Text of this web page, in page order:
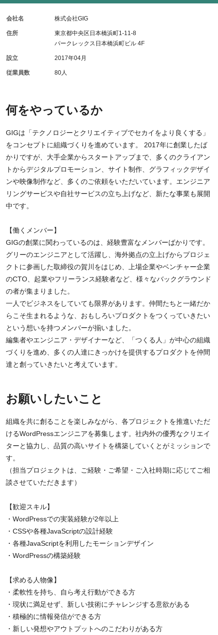
何をやっているか
GIGは「テクノロジーとクリエイティブでセカイをより良くする」
をコンセプトに組織づくりを進めています。 2017年に創業したば
かりですが、大手企業からスタートアップまで、多くのクライアン
トからデジタルプロモーション、サイト制作、グラフィックデザイ
ンや映像制作など、多くのご依頼をいただいています。エンジニア
リングサービスや自社サービスの立ち上げなど、新たな事業も展開
中です。
【働くメンバー】
GIGの創業に関わっているのは、経験豊富なメンバーばかりです。
グリーのエンジニアとして活躍し、海外拠点の立上げからプロジェ
クトに参画した取締役の賀川をはじめ、上場企業やベンチャー企業
のCTO、起業やフリーランス経験者など、様々なバックグラウンド
の者が集まりました。
一人でビジネスをしていても限界があります。仲間たちと一緒だか
らこそ生まれるような、おもしろいプロダクトをつくっていきたい
という想いを持つメンバーが揃いました。
編集者やエンジニア・デザイナーなど、「つくる人」が中心の組織
づくりを進め、多くの人達にきっかけを提供するプロダクトを仲間
達と創っていきたいと考えています。
お願いしたいこと
組織を共に創ることを楽しみながら、各プロジェクトを推進いただ
けるWordPressエンジニアを募集します。社内外の優秀なクリエイ
ターと協力し、品質の高いサイトを構築していくとがミッションで
す。
（担当プロジェクトは、ご経験・ご希望・ご入社時期に応じてご相
談させていただきます）
【歓迎スキル】
・WordPressでの実装経験が2年以上
・CSSや各種JavaScriptの設計経験
・各種JavaScriptを利用したモーションデザイン
・WordPressの構築経験
【求める人物像】
・柔軟性を持ち、自ら考え行動ができる方
・現状に満足せず、新しい技術にチャレンジする意欲がある
・積極的に情報発信ができる方
・新しい発想やアウトプットへのこだわりがある方
会社名 株式会社GIG
住所
東京都中央区日本橋浜町1-11-8
パークレックス日本橋浜町ビル 4F
設立 2017年04月
従業員数 80人